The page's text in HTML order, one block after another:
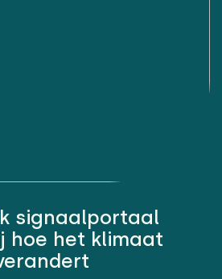
signaalportaal
hoe het klimaat